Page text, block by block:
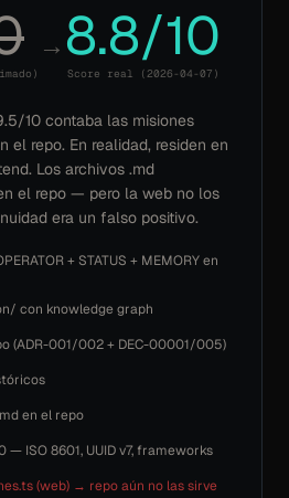
→ 8.8/10
Score real (2026-04-07)
10 contaba las misiones
el repo. En realidad, residen en
Los archivos .md
el repo — pero la web no los
era un falso positivo.
+ STATUS + MEMORY en
con knowledge graph
(ADR-001/002 + DEC-00001/005)
en el repo
— ISO 8601, UUID v7, frameworks
(web) → repo aún no las sirve